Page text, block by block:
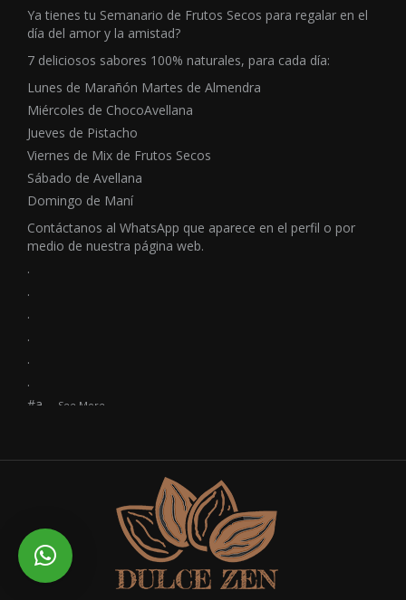
Ya tienes tu Semanario de Frutos Secos para regalar en el
día del amor y la amistad?
7 deliciosos sabores 100% naturales, para cada día:
Lunes de Marañón Martes de Almendra
Miércoles de ChocoAvellana
Jueves de Pistacho
Viernes de Mix de Frutos Secos
Sábado de Avellana
Domingo de Maní
Contáctanos al WhatsApp que aparece en el perfil o por
medio de nuestra página web.
.
.
.
.
.
.
#a
See More
Ver en Facebook · Compartir
Dulce Zen Postres Saludables
4 years ago
Bizcocho de Almendras y Durazno
(Vegano y sin gluten)